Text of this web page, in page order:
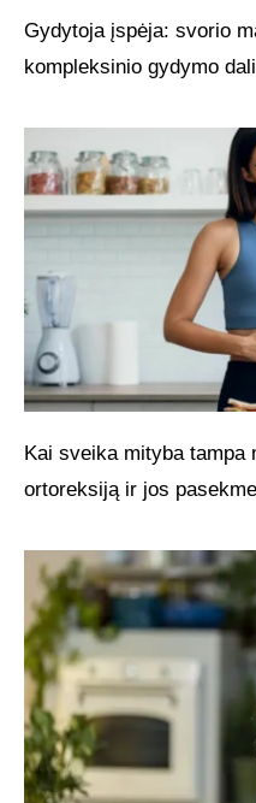
Gydytoja įspėja: svorio
kompleksinio gydymo
Kai sveika mityba tampa
ortoreksiją ir jos